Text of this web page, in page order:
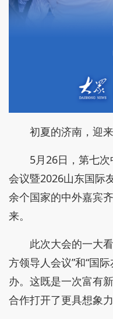
初夏的济南，迎来
5月26日，第七次
会议暨2026山东国际
余个国家的中外嘉宾
来。
此次大会的一大看
方领导人会议”和“国
办。这既是一次富有
合作打开了更具想象力